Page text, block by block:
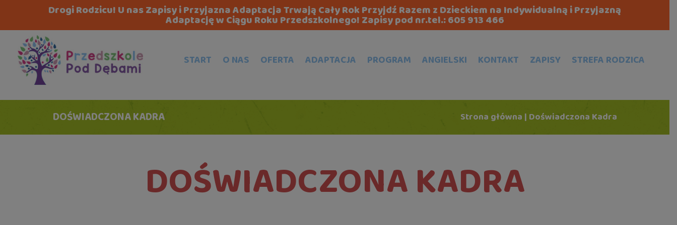
Drogi Rodzicu! U nas Zapisy i Przyjazna Adaptacja Trwają Cały Rok Przyjdź Razem z Dzieckiem na Indywidualną i Przyjazną
Adaptację w Ciągu Roku Przedszkolnego! Zapisy pod nr.tel.:605 913 466
START O NAS OFERTA ADAPTACJA PROGRAM ANGIELSKI KONTAKT ZAPISY STREFA RODZICA
DOŚWIADCZONA KADRA Strona główna | Doświadczona Kadra
DOŚWIADCZONA KADRA